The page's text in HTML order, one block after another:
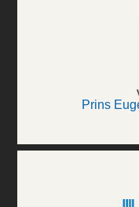
Prins